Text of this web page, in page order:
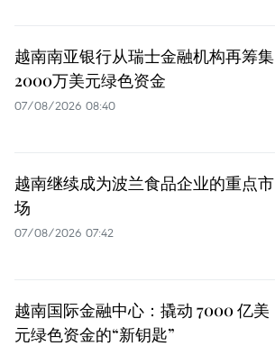
越南南亚银行从瑞士金融机构再筹集
2000万美元绿色资金
07/08/2026 08:40
越南继续成为波兰食品企业的重点市
场
07/08/2026 07:42
越南国际金融中心：撬动 7000 亿美
元绿色资金的“新钥匙”